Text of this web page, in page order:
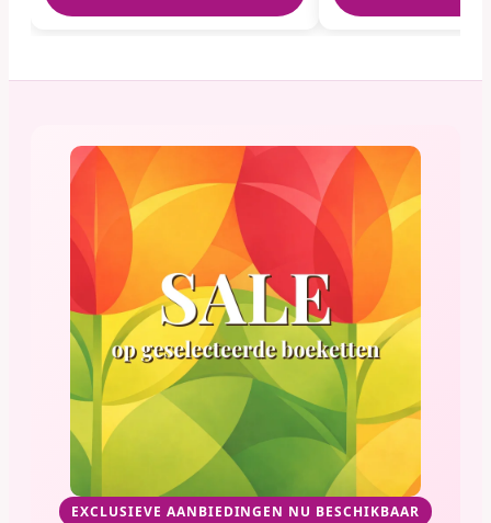
EXCLUSIEVE AANBIEDINGEN NU BESCHIKBAAR